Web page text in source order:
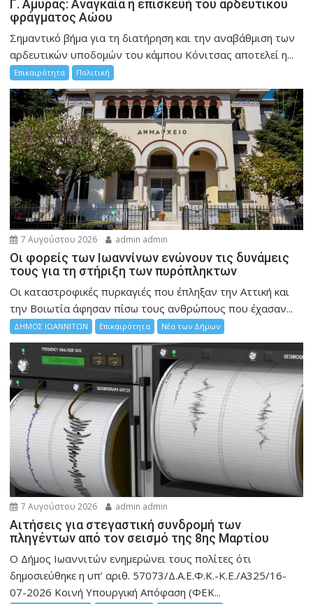
Γ. Αμυράς: Αναγκαία η επισκευή του αρδευτικού
φράγματος Αώου
Σημαντικό βήμα για τη διατήρηση και την αναβάθμιση των
αρδευτικών υποδομών του κάμπου Κόνιτσας αποτελεί η...
Επικαιρότητα Πολιτική
7 Αυγούστου 2026 admin admin
Οι φορείς των Ιωαννίνων ενώνουν τις δυνάμεις
τους για τη στήριξη των πυρόπληκτων
Οι καταστροφικές πυρκαγιές που έπληξαν την Αττική και
την Bοιωτία άφησαν πίσω τους ανθρώπους που έχασαν...
ΔΗΜΟΣ ΙΩΑΝΝΙΤΩΝ Επικαιρότητα Νέα των Δήμων
7 Αυγούστου 2026 admin admin
Αιτήσεις για στεγαστική συνδρομή των
πληγέντων από τον σεισμό της 8ης Μαρτίου
Ο Δήμος Ιωαννιτών ενημερώνει τους πολίτες ότι
δημοσιεύθηκε η υπ’ αριθ. 57073/Δ.Α.Ε.Φ.Κ.-Κ.Ε./Α325/16-
07-2026 Κοινή Υπουργική Απόφαση (ΦΕΚ...